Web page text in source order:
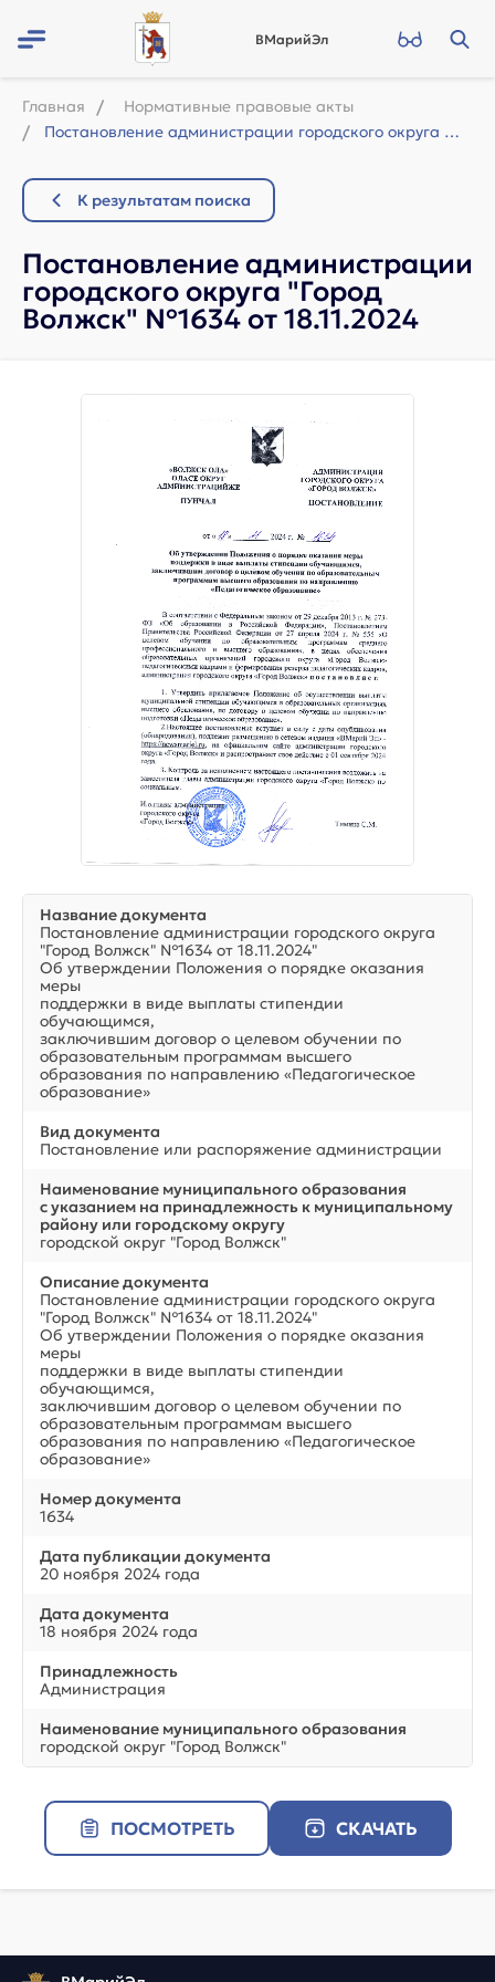
ВМарийЭл
Главная
Нормативные правовые акты
Постановление администрации городского округа "Город Волжск" №1634 от ...
К результатам поиска
Постановление администрации
городского округа "Город
Волжск" №1634 от 18.11.2024
Название документа
Постановление администрации городского округа
"Город Волжск" №1634 от 18.11.2024"
Об утверждении Положения о порядке оказания
меры
поддержки в виде выплаты стипендии
обучающимся,
заключившим договор о целевом обучении по
образовательным программам высшего
образования по направлению «Педагогическое
образование»
Вид документа
Постановление или распоряжение администрации
Наименование муниципального образования
с указанием на принадлежность к муниципальному
району или городскому округу
городской округ "Город Волжск"
Описание документа
Постановление администрации городского округа
"Город Волжск" №1634 от 18.11.2024"
Об утверждении Положения о порядке оказания
меры
поддержки в виде выплаты стипендии
обучающимся,
заключившим договор о целевом обучении по
образовательным программам высшего
образования по направлению «Педагогическое
образование»
Номер документа
1634
Дата публикации документа
20 ноября 2024 года
Дата документа
18 ноября 2024 года
Принадлежность
Администрация
Наименование муниципального образования
городской округ "Город Волжск"
ПОСМОТРЕТЬ СКАЧАТЬ